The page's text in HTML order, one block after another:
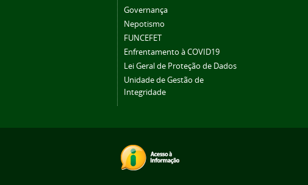
Governança
Nepotismo
FUNCEFET
Enfrentamento à COVID19
Lei Geral de Proteção de Dados
Unidade de Gestão de
Integridade